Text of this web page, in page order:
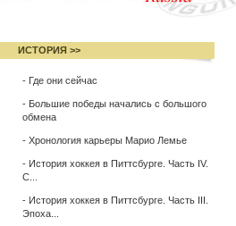
ИСТОРИЯ >>
- Где они сейчас
- Большие победы начались с большого
обмена
- Хронология карьеры Марио Лемье
- История хоккея в Питтсбурге. Часть IV.
С...
- История хоккея в Питтсбурге. Часть III.
Эпоха...